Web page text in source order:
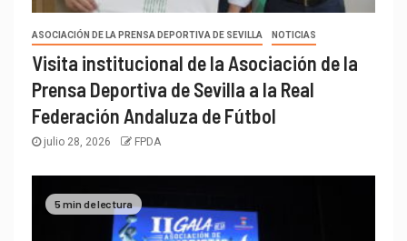
ASOCIACIÓN DE LA PRENSA DEPORTIVA DE SEVILLA NOTICIAS
Visita institucional de la Asociación de la
Prensa Deportiva de Sevilla a la Real
Federación Andaluza de Fútbol
julio 28, 2026 FPDA
5 min de lectura